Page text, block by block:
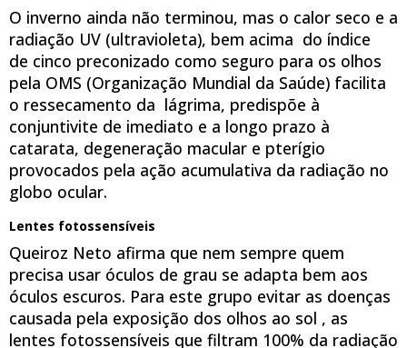
O inverno ainda não terminou, mas o calor seco e a
radiação UV (ultravioleta), bem acima do índice
de cinco preconizado como seguro para os olhos
pela OMS (Organização Mundial da Saúde) facilita
o ressecamento da lágrima, predispõe à
conjuntivite de imediato e a longo prazo à
catarata, degeneração macular e pterígio
provocados pela ação acumulativa da radiação no
globo ocular.
Lentes fotossensíveis
Queiroz Neto afirma que nem sempre quem
precisa usar óculos de grau se adapta bem aos
óculos escuros. Para este grupo evitar as doenças
causada pela exposição dos olhos ao sol , as
lentes fotossensíveis que filtram 100% da radiação